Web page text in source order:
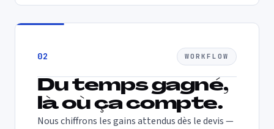
02 WORKFLOW
Du temps gagné,
là où ça compte.
Nous chiffrons les gains attendus dès le devis —